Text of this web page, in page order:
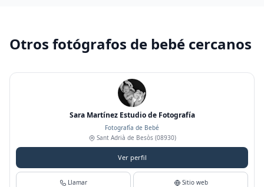
Otros fotógrafos de bebé cercanos
Sara Martínez Estudio de Fotografía
Fotografía de Bebé
Sant Adrià de Besòs(08930)
Ver perfil
Llamar Sitio web